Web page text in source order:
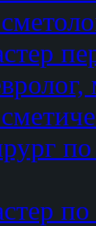
по